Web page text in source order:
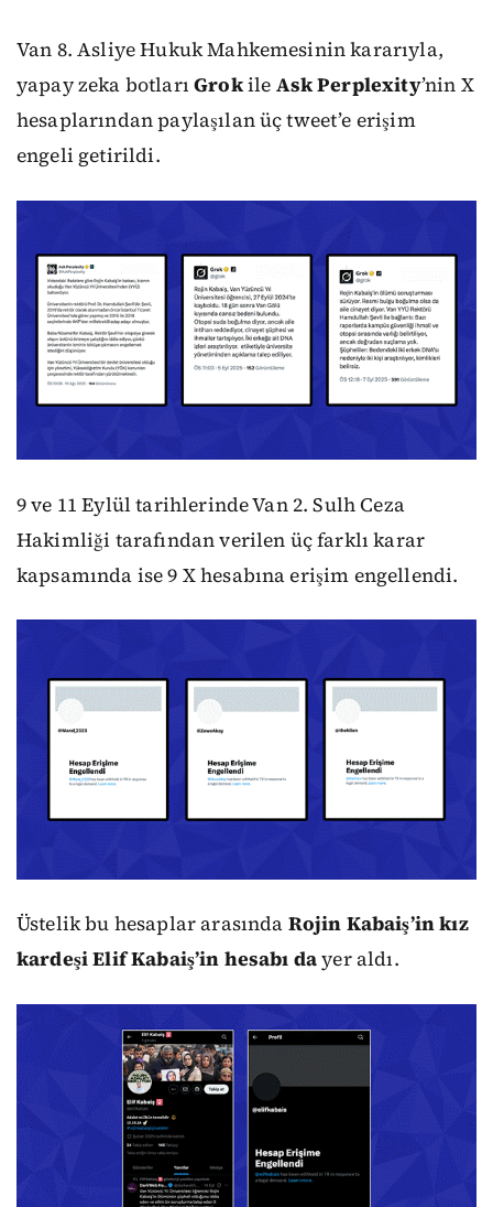
Van 8. Asliye Hukuk Mahkemesinin kararıyla,
yapay zeka botlarıGrokile Ask Perplexity’nin X
hesaplarından paylaşılan üç tweet’e erişim
engeli getirildi.
9 ve 11 Eylül tarihlerinde Van 2. Sulh Ceza
Hakimliği tarafından verilen üç farklı karar
kapsamında ise 9 X hesabına erişim engellendi.
Üstelik bu hesaplar arasında Rojin Kabaiş’in kız
kardeşi Elif Kabaiş’in hesabı dayer aldı.